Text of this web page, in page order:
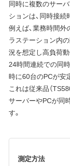
同時に複数のサー
ションは、同時接
例えば、業務時間
ラステーション内
況を想定し高負荷
24時間連続での同
時に60台のPCが安
これは従来品（
サーバーやPCが同
す。
測定方法